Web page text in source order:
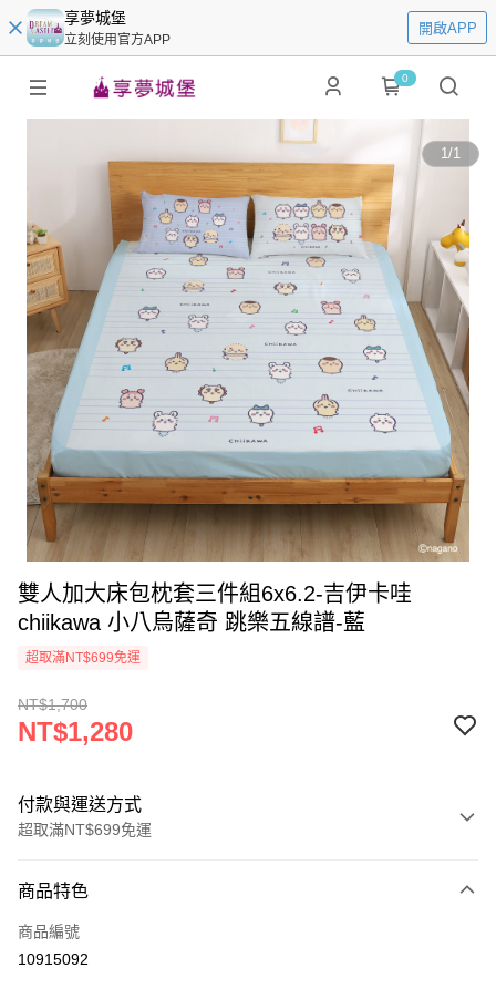
享夢城堡
立刻使用官方APP
開啟APP
0
1/1
雙人加大床包枕套三件組6x6.2-吉伊卡哇
chiikawa 小八烏薩奇 跳樂五線譜-藍
超取滿NT$699免運
NT$1,700
NT$1,280
付款與運送方式
超取滿NT$699免運
信用卡一次付款
超商取貨付款
商品特色
商品編號
10915092